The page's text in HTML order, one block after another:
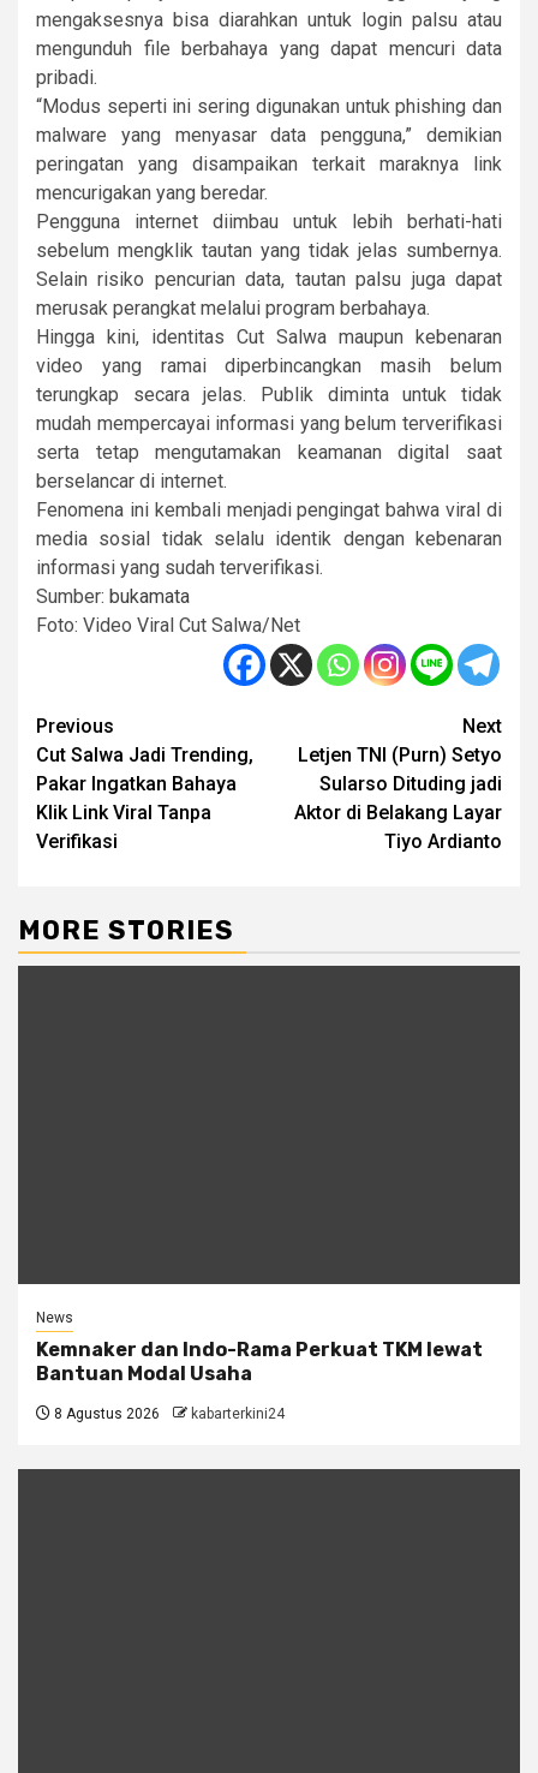
mengaksesnya bisa diarahkan untuk login palsu atau
mengunduh file berbahaya yang dapat mencuri data
pribadi.
“Modus seperti ini sering digunakan untuk phishing dan
malware yang menyasar data pengguna,” demikian
peringatan yang disampaikan terkait maraknya link
mencurigakan yang beredar.
Pengguna internet diimbau untuk lebih berhati-hati
sebelum mengklik tautan yang tidak jelas sumbernya.
Selain risiko pencurian data, tautan palsu juga dapat
merusak perangkat melalui program berbahaya.
Hingga kini, identitas Cut Salwa maupun kebenaran
video yang ramai diperbincangkan masih belum
terungkap secara jelas. Publik diminta untuk tidak
mudah mempercayai informasi yang belum terverifikasi
serta tetap mengutamakan keamanan digital saat
berselancar di internet.
Fenomena ini kembali menjadi pengingat bahwa viral di
media sosial tidak selalu identik dengan kebenaran
informasi yang sudah terverifikasi.
Sumber: bukamata
Foto: Video Viral Cut Salwa/Net
Post
navigation
Previous
Cut Salwa Jadi Trending,
Pakar Ingatkan Bahaya
Klik Link Viral Tanpa
Verifikasi
Next
Letjen TNI (Purn) Setyo
Sularso Dituding jadi
Aktor di Belakang Layar
Tiyo Ardianto
MORE STORIES
News
Kemnaker dan Indo-Rama Perkuat TKM lewat
Bantuan Modal Usaha
8 Agustus 2026 kabarterkini24